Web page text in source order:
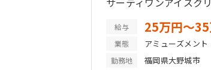
給与 25万円〜
業態 アミューズメント
勤務地 福岡県大野城市